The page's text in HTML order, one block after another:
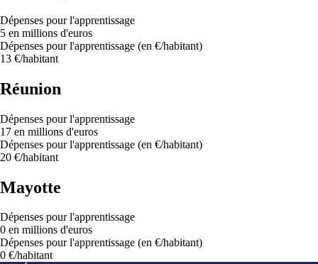
Dépenses pour l'apprentissage
5 en millions d'euros
Dépenses pour l'apprentissage (en €/habitant)
13 €/habitant
Réunion
Dépenses pour l'apprentissage
17 en millions d'euros
Dépenses pour l'apprentissage (en €/habitant)
20 €/habitant
Mayotte
Dépenses pour l'apprentissage
0 en millions d'euros
Dépenses pour l'apprentissage (en €/habitant)
0 €/habitant